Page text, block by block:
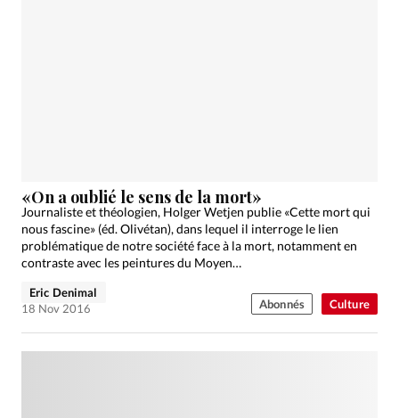
Culture
«On a oublié le sens de la mort»
Journaliste et théologien, Holger Wetjen publie «Cette mort qui
nous fascine» (éd. Olivétan), dans lequel il interroge le lien
problématique de notre société face à la mort, notamment en
contraste avec les peintures du Moyen…
Eric Denimal
18 Nov 2016
Abonnés